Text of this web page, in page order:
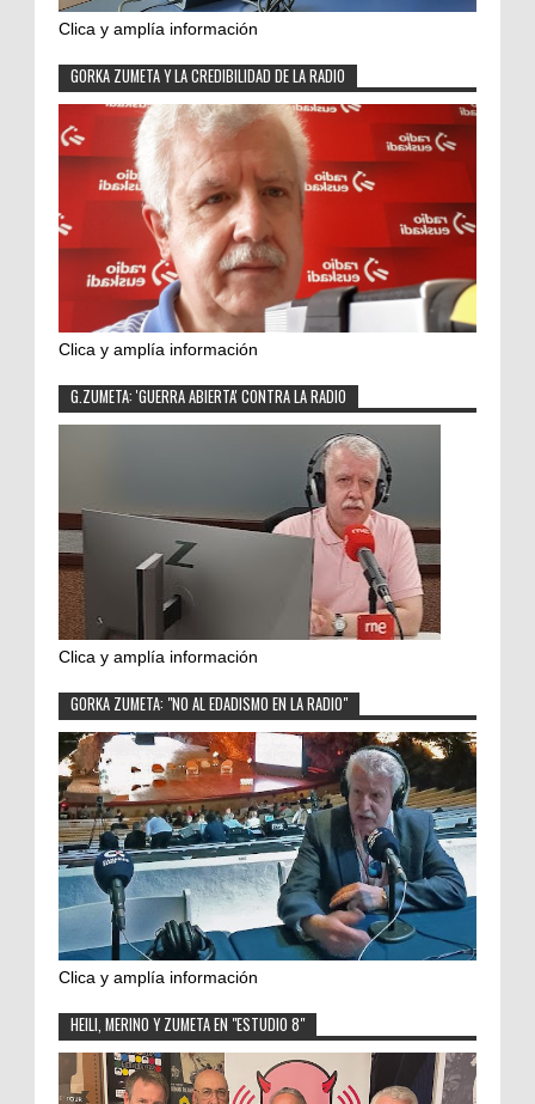
Clica y amplía información
GORKA ZUMETA Y LA CREDIBILIDAD DE LA RADIO
Clica y amplía información
G.ZUMETA: 'GUERRA ABIERTA' CONTRA LA RADIO
Clica y amplía información
GORKA ZUMETA: "NO AL EDADISMO EN LA RADIO"
Clica y amplía información
HEILI, MERINO Y ZUMETA EN "ESTUDIO 8"